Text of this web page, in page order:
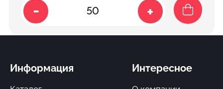
- +
Информация Интересное